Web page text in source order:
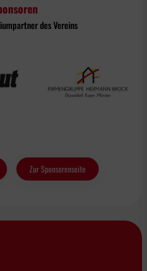
des Vereins
Zur Sponsorenseite